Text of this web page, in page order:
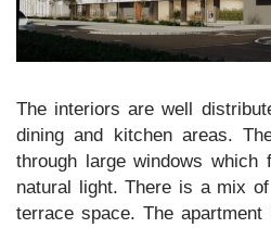
The interiors are well
dining and kitchen areas.
through large windows which
natural light. There is a mix
terrace space. The